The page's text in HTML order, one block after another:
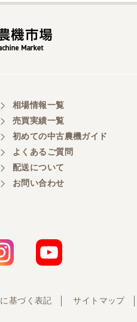
相場情報一覧
売買実績一覧
初めての中古農機ガイド
よくあるご質問
配送について
お問い合わせ
基づく表記 サイトマップ